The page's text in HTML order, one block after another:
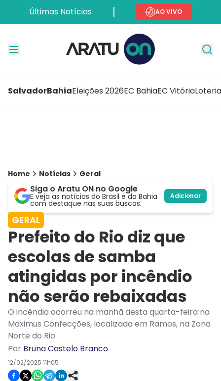
Últimas Notícias AO VIVO
SalvadorBahiaEleições 2026EC BahiaEC Vitória
Home Notícias Geral
Siga o Aratu ON no Google
E veja as notícias do Brasil e da Bahia
com destaque nas suas buscas.
Adicionar
GERAL
Prefeito do Rio diz que
escolas de samba
atingidas por incêndio
não serão rebaixadas
O incêndio ocorreu na manhã desta quarta-feira na
Maximus Confecções, localizada em Ramos, na Zona
Norte do Rio
Por Bruna Castelo Branco.
12/02/2025 11h05